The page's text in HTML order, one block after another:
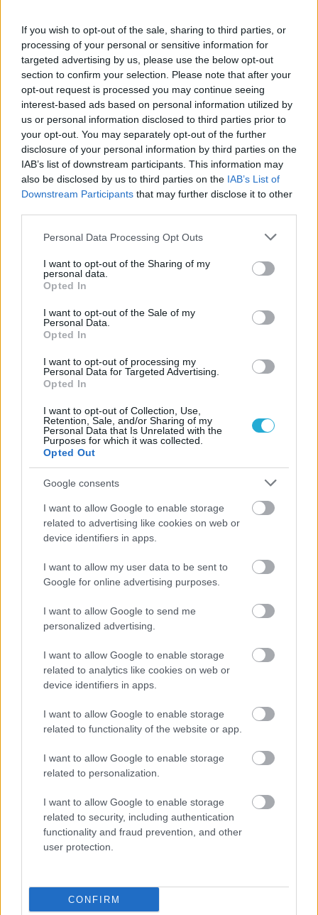
If you wish to opt-out of the sale, sharing to third parties, or
processing of your personal or sensitive information for
targeted advertising by us, please use the below opt-out
section to confirm your selection. Please note that after your
opt-out request is processed you may continue seeing
interest-based ads based on personal information utilized by
us or personal information disclosed to third parties prior to
your opt-out. You may separately opt-out of the further
disclosure of your personal information by third parties on the
IAB’s list of downstream participants. This information may
also be disclosed by us to third parties on the IAB’s List of
Downstream Participants that may further disclose it to other
Please note that this website/app uses one or more Google
not limited to your visit or usage behaviour. You may click to
grant or deny consent to Google and its third-party tags to
use your data for below specified purposes in below Google
consent section.
Personal Data Processing Opt Outs
I want to opt-out of the Sharing of my
personal data.
Opted In
I want to opt-out of the Sale of my
Personal Data.
Opted In
I want to opt-out of processing my
Personal Data for Targeted Advertising.
Opted In
I want to opt-out of Collection, Use,
Retention, Sale, and/or Sharing of my
Personal Data that Is Unrelated with the
Purposes for which it was collected.
Opted Out
Google consents
I want to allow Google to enable storage
related to advertising like cookies on web or
device identifiers in apps.
I want to allow my user data to be sent to
Google for online advertising purposes.
I want to allow Google to send me
personalized advertising.
I want to allow Google to enable storage
related to analytics like cookies on web or
device identifiers in apps.
I want to allow Google to enable storage
related to functionality of the website or app.
I want to allow Google to enable storage
related to personalization.
I want to allow Google to enable storage
related to security, including authentication
functionality and fraud prevention, and other
user protection.
CONFIRM
Aκολουθήστε μας
παντού…
24/06/2026
Στα «κιτρινόμαυρα» της ΑΕΚ ο Δημήτρης
Χατζηνικολάου
27χρονο ακραίο να μένει στην Αθήνα, πηγαίνοντας από τον
Πανιώνιο στην “Ένωση”. Μπορεί...
05/06/2026
Μένει στο «Σίτι» και η Μαργαρίτα Ζήση
Ανανεώσεων συνέχεια στο Αιγάλεω, με την Μαργαρίτα
Ζήση να είναι η πιο πρόσφατη ανανέωση για την ομάδα των
δυτικών προαστίων. Το “Σίτι” ανακοίνωσε...